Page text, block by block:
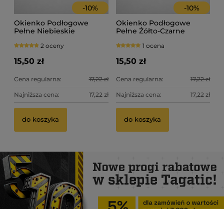
-10%
Okienko Podłogowe
Pełne Niebieskie
2 oceny
15,50 zł
Cena regularna: 17,22 zł
Najniższa cena: 17,22 zł
do koszyka
-10%
Okienko Podłogowe
Pełne Żółto-Czarne
1 ocena
15,50 zł
Cena regularna: 17,22 zł
Najniższa cena: 17,22 zł
do koszyka